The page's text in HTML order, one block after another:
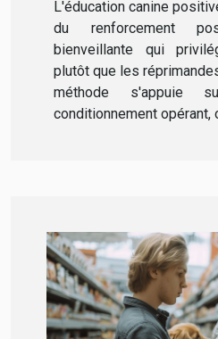
L'éducation canine
du renforcement
bienveillante qui
plutôt que les
méthode s'appuie
conditionnement opérant,